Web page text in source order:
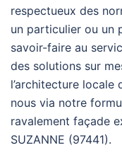
respectueux des
un particulier ou un
savoir-faire au
des solutions sur
l’architecture locale
nous via notre
ravalement façade
SUZANNE (97441).